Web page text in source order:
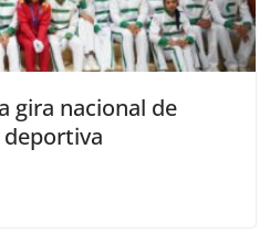
gira nacional de